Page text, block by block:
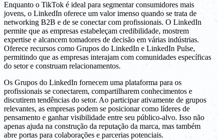
Enquanto o TikTok é ideal para segmentar consumidores mais
jovens, o LinkedIn oferece um valor imenso quando se trata de
networking B2B e de se conectar com profissionais. O LinkedIn
permite que as empresas estabeleçam credibilidade, mostrem
expertise e alcancem tomadores de decisão em várias indústrias.
Oferece recursos como Grupos do LinkedIn e LinkedIn Pulse,
permitindo que as empresas interajam com comunidades específicas
do setor e construam relacionamentos.
Os Grupos do LinkedIn fornecem uma plataforma para os
profissionais se conectarem, compartilharem conhecimentos e
discutirem tendências do setor. Ao participar ativamente de grupos
relevantes, as empresas podem se posicionar como líderes de
pensamento e ganhar visibilidade entre seu público-alvo. Isso não
apenas ajuda na construção da reputação da marca, mas também
abre portas para colaborações e parcerias potenciais.